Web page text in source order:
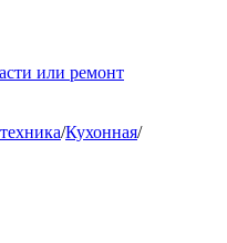
или ремонт
/Кухонная/